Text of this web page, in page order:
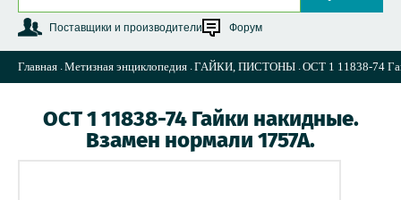
Поставщики и производители Форум
Главная Метизная энциклопедия ГАЙКИ, ПИСТОНЫ ОСТ 1 11838-74
ОСТ 1 11838-74 Гайки накидные.
Взамен нормали 1757А.